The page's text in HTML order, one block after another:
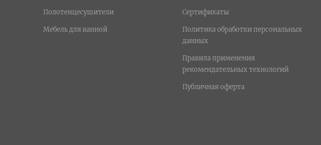
Полотенцесушители
Мебель для ванной
Сертификаты
Политика обработки персональных
данных
Правила применения
рекомендательных технологий
Публичная оферта